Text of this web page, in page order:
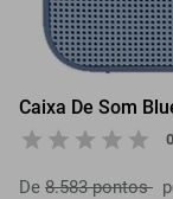
Caixa De Som
0
De 8.583 pontos